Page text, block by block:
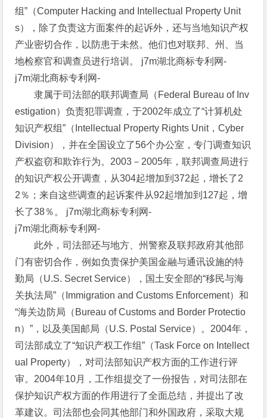
组”（Computer Hacking and Intellectual Property Unit
s），除了负责这方面案件的起诉外，还与当地知识产权
产业密切合作，以防患于未然。他们也对联邦、州、当
地检察官和调查员进行培训。 j7m湖北商标专利网-
j7m湖北商标专利网-
隶属于司法部的联邦调查局（Federal Bureau of Inv
estigation）负责犯罪调查，于2002年成立了“计算机处
知识产权组”（Intellectual Property Rights Unit，Cyber
Division），并在全国设立了56个办公室，专门调查知识
产权盗窃和欺诈行为。2003－2005年，联邦调查局进行
的知识产权公开调查，从304起增加到372起，增长了2
2％；来自这些调查的起诉案件从92起增加到127起，增
长了38％。 j7m湖北商标专利网-
j7m湖北商标专利网-
此外，司法部还与地方、州警察及联邦政府其他部
门有密切合作，例如负责保护美国金融与通讯设施的特
勤局（U.S. Secret Service），国土安全部的“移民与海
关执法局”（Immigration and Customs Enforcement）和
“海关边防局（Bureau of Customs and Border Protectio
n）”，以及美国邮局（U.S. Postal Service）。2004年，
司法部成立了“知识产权工作组”（Task Force on Intellect
ual Property），对司法部知识产权方面的工作进行评
审。2004年10月，工作组提交了一份报告，对司法部在
保护知识产权方面的作用进行了全面总结，并提出了改
革建议。司法部也会同其他部门和外国政府，采取大规